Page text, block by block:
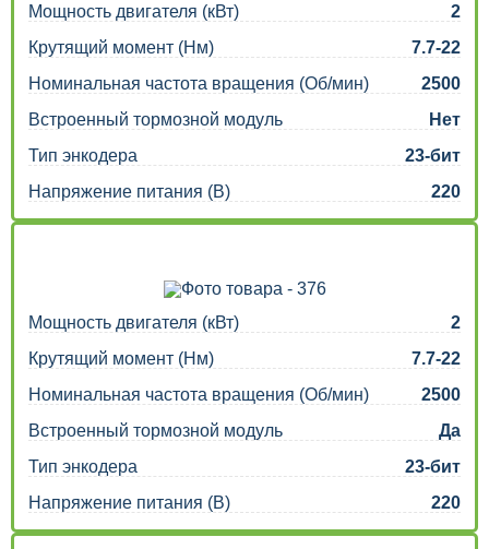
Мощность двигателя (кВт)
2
Крутящий момент (Нм)
7.7-22
Номинальная частота вращения (Об/мин)
2500
Встроенный тормозной модуль
Нет
Тип энкодера
23-бит
Напряжение питания (В)
220
Мощность двигателя (кВт)
2
Крутящий момент (Нм)
7.7-22
Номинальная частота вращения (Об/мин)
2500
Встроенный тормозной модуль
Да
Тип энкодера
23-бит
Напряжение питания (В)
220